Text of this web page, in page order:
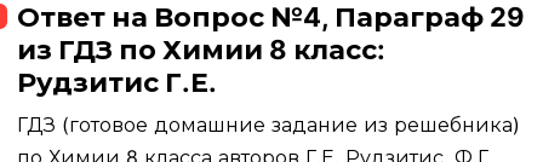
Ответ на Вопрос №4, Параграф 29
из ГДЗ по Химии 8 класс:
Рудзитис Г.Е.
ГДЗ (готовое домашние задание из решебника)
по Химии 8 класса авторов Г.Е. Рудзитис, Ф.Г.